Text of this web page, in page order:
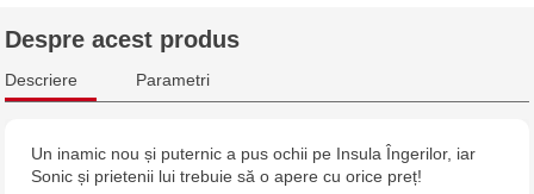
Multistore Centru - bd. Cantemir, 6
Multistore Telecentru - str. N. Testemițanu
Despre acest produs
Descriere Parametri
Un inamic nou și puternic a pus ochii pe Insula Îngerilor, iar
Sonic și prietenii lui trebuie să o apere cu orice preț!